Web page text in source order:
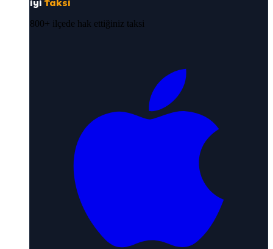
iyi Taksi
800+ ilçede hak ettiğiniz taksi